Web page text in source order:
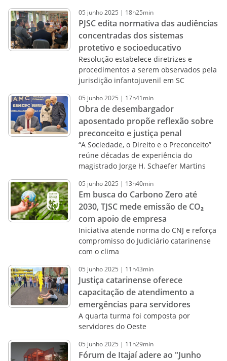
05 junho2025 | 18h25min
PJSC edita normativa das audiências
concentradas dos sistemas
protetivo e socioeducativo
Resolução estabelece diretrizes e
procedimentos a serem observados pela
jurisdição infantojuvenil em SC
05 junho2025 | 17h41min
Obra de desembargador
aposentado propõe reflexão sobre
preconceito e justiça penal
“A Sociedade, o Direito e o Preconceito”
reúne décadas de experiência do
magistrado Jorge H. Schaefer Martins
05 junho2025 | 13h40min
Em busca do Carbono Zero até
2030, TJSC mede emissão de CO₂
com apoio de empresa
Iniciativa atende norma do CNJ e reforça
compromisso do Judiciário catarinense
com o clima
05 junho2025 | 11h43min
Justiça catarinense oferece
capacitação de atendimento a
emergências para servidores
A quarta turma foi composta por
servidores do Oeste
05 junho2025 | 11h29min
Fórum de Itajaí adere ao "Junho